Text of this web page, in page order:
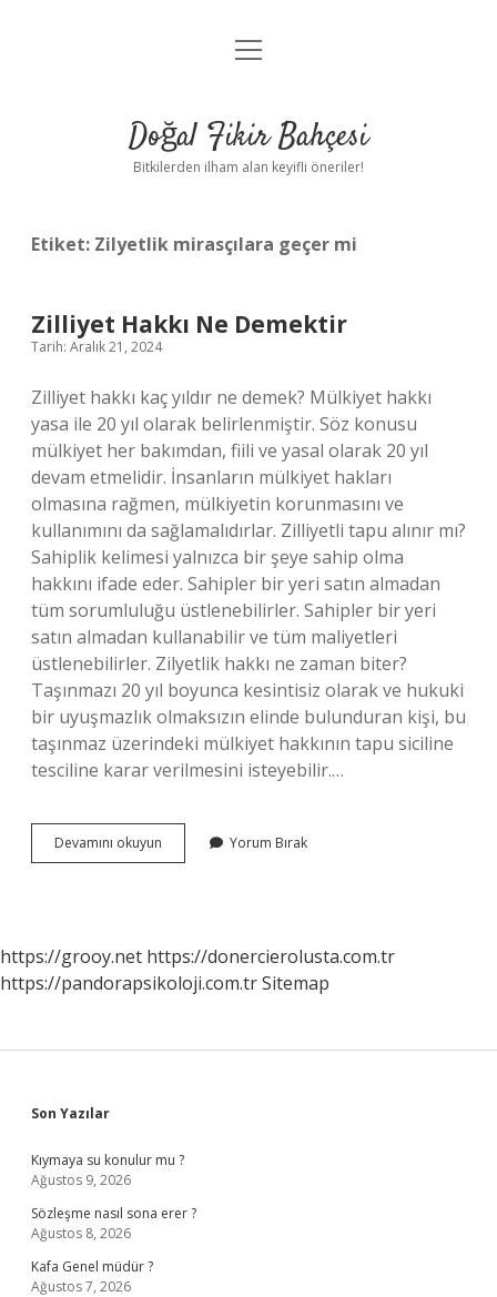
Anasayfa
Yasal Uyarı
menüyü
Doğal Fikir Bahçesi
Bitkilerden ilham alan keyifli öneriler!
Etiket: Zilyetlik mirasçılara geçer mi
Zilliyet Hakkı Ne Demektir
Tarih: Aralık 21, 2024
Zilliyet hakkı kaç yıldır ne demek? Mülkiyet hakkı
yasa ile 20 yıl olarak belirlenmiştir. Söz konusu
mülkiyet her bakımdan, fiili ve yasal olarak 20 yıl
devam etmelidir. İnsanların mülkiyet hakları
olmasına rağmen, mülkiyetin korunmasını ve
kullanımını da sağlamalıdırlar. Zilliyetli tapu alınır mı?
Sahiplik kelimesi yalnızca bir şeye sahip olma
hakkını ifade eder. Sahipler bir yeri satın almadan
tüm sorumluluğu üstlenebilirler. Sahipler bir yeri
satın almadan kullanabilir ve tüm maliyetleri
üstlenebilirler. Zilyetlik hakkı ne zaman biter?
Taşınmazı 20 yıl boyunca kesintisiz olarak ve hukuki
bir uyuşmazlık olmaksızın elinde bulunduran kişi, bu
taşınmaz üzerindeki mülkiyet hakkının tapu siciline
tesciline karar verilmesini isteyebilir.…
Devamını okuyun
Hakkı
Yorum Bırak
https://grooy.net https://donercierolusta.com.tr
https://pandorapsikoloji.com.trSitemap
Sidebar
Son Yazılar
Kıymaya su konulur mu ?
Ağustos 9, 2026
Sözleşme nasıl sona erer ?
Ağustos 8, 2026
Kafa Genel müdür ?
Ağustos 7, 2026